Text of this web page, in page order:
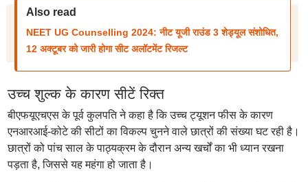
Also read
NEET UG Counselling 2024: नीट यूजी राउंड 3 शेड्यूल संशोधित,
12 अक्टूबर को जारी होगा सीट अलॉटमेंट रिजल्ट
उच्च शुल्क के कारण सीटें रिक्त
बीएफयूएचएस के पूर्व कुलपति ने कहा है कि उच्च ट्यूशन फीस के कारण
एनआरआई-कोटे की सीटों का विकल्प चुनने वाले छात्रों की संख्या घट रही है।
छात्रों को पांच साल के पाठ्यक्रम के दौरान अन्य खर्चों का भी ध्यान रखना
पड़ता है, जिससे यह महंगा हो जाता है।